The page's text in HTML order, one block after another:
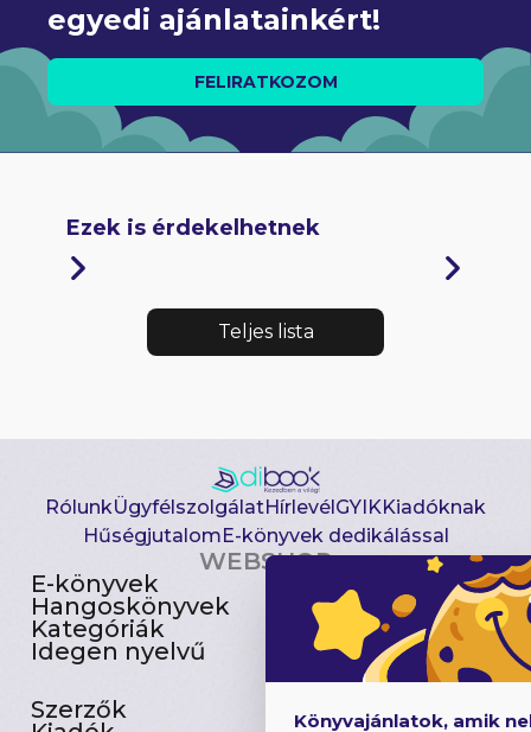
egyedi ajánlatainkért!
FELIRATKOZOM
Ezek is érdekelhetnek
Teljes lista
RólunkÜgyfélszolgálatHírlevél GYIKKiadóknak
Hűségjutalom E-könyvek dedikálással
WEBSHOP
E-könyvek
Hangoskönyvek
Kategóriák
Idegen nyelvű
Csomagajánlatok
Akciósak
Előjegyezhetők
Újdonságok
Szerzők Gyerekkönyvek
Könyvajánlatok, amik